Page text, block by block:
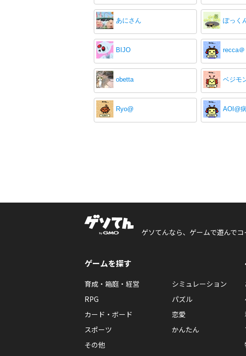
あにさん ぽっく
BIJO recca＠
obetta ベジモ
Ryo@ AOI@
ゲソてんなら、ゲームで遊んでコ
ゲームを探す
育成・箱庭・経営
シミュレーション
RPG
パズル
カード・ボード
恋愛
スポーツ
かんたん
その他